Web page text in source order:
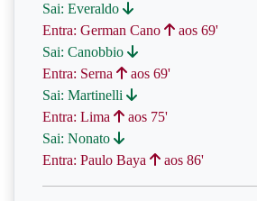
Sai: Everaldo
Entra: German Cano
aos 69'
Sai: Canobbio
Entra: Serna
aos 69'
Sai: Martinelli
Entra: Lima
aos 75'
Sai: Nonato
Entra: Paulo Baya
aos 86'